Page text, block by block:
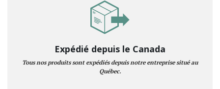
Expédié depuis le Canada
Tous nos produits sont expédiés depuis notre entreprise situé au
Québec.